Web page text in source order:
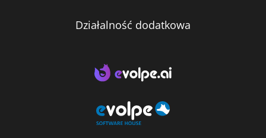
Działalność dodatkowa